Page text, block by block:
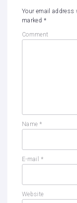
Your email
marked *
Comment
Name *
E-mail *
Website